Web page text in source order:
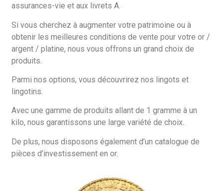
assurances-vie et aux livrets A.
Si vous cherchez à augmenter votre patrimoine ou à
obtenir les meilleures conditions de vente pour votre or /
argent / platine, nous vous offrons un grand choix de
produits.
Parmi nos options, vous découvrirez nos lingots et
lingotins.
Avec une gamme de produits allant de 1 gramme à un
kilo, nous garantissons une large variété de choix.
De plus, nous disposons également d’un catalogue de
pièces d’investissement en or.